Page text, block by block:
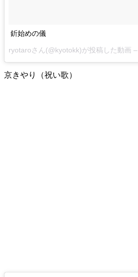
釿始めの儀
ryotaroさん(@kyotokk)が投稿した動画 –
京きやり（祝い歌）